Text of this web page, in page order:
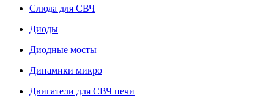
Слюда для СВЧ
Диоды
Диодные мосты
Динамики микро
Двигатели для СВЧ печи